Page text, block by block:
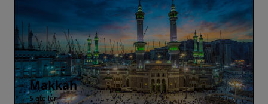
Makkah
5 oteller